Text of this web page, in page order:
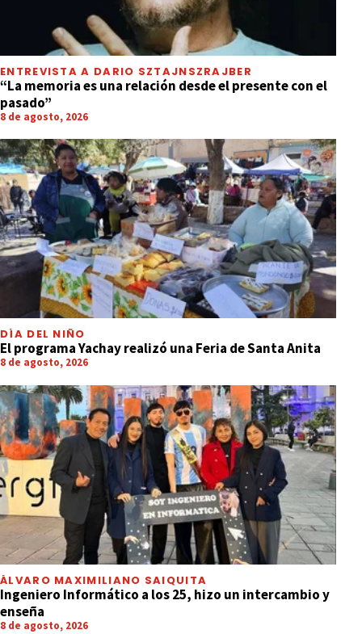
ENTREVISTA A DARIO SZTAJNSZRAJBER
“La memoria es una relación desde el presente con el
pasado”
8 de agosto, 2026
DÍA DEL NIÑO
El programa Yachay realizó una Feria de Santa Anita
8 de agosto, 2026
ÁLVARO MAXIMILIANO SAIQUITA
Ingeniero Informático a los 25, hizo un intercambio y
enseña
8 de agosto, 2026